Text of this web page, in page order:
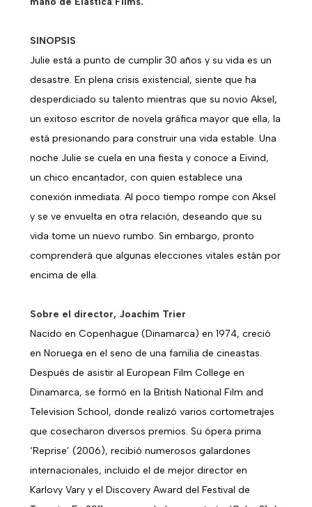
SINOPSIS
Julie está a punto de cumplir 30 años y su vida es un
desastre. En plena crisis existencial, siente que ha
desperdiciado su talento mientras que su novio Aksel,
un exitoso escritor de novela gráfica mayor que ella, la
está presionando para construir una vida estable. Una
noche Julie se cuela en una fiesta y conoce a Eivind,
un chico encantador, con quien establece una
conexión inmediata. Al poco tiempo rompe con Aksel
y se ve envuelta en otra relación, deseando que su
vida tome un nuevo rumbo. Sin embargo, pronto
comprenderá que algunas elecciones vitales están por
encima de ella.
Sobre el director, Joachim Trier
Nacido en Copenhague (Dinamarca) en 1974, creció
en Noruega en el seno de una familia de cineastas.
Después de asistir al European Film College en
Dinamarca, se formó en la British National Film and
Television School, donde realizó varios cortometrajes
que cosecharon diversos premios. Su ópera prima
‘Reprise’ (2006), recibió numerosos galardones
internacionales, incluido el de mejor director en
Karlovy Vary y el Discovery Award del Festival de